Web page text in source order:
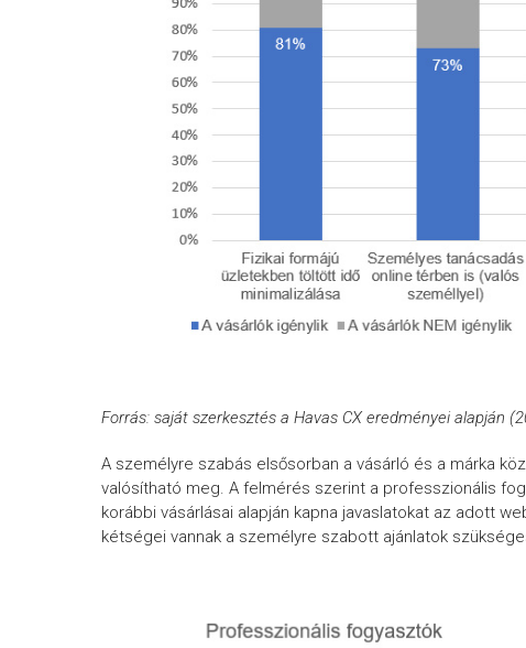
Forrás: saját szerkesztés a Havas CX eredményei alapján
A személyre szabás elsősorban a vásárló és a márka
valósítható meg. A felmérés szerint a professzionális
korábbi vásárlásai alapján kapna javaslatokat az adott
kétségei vannak a személyre szabott ajánlatok